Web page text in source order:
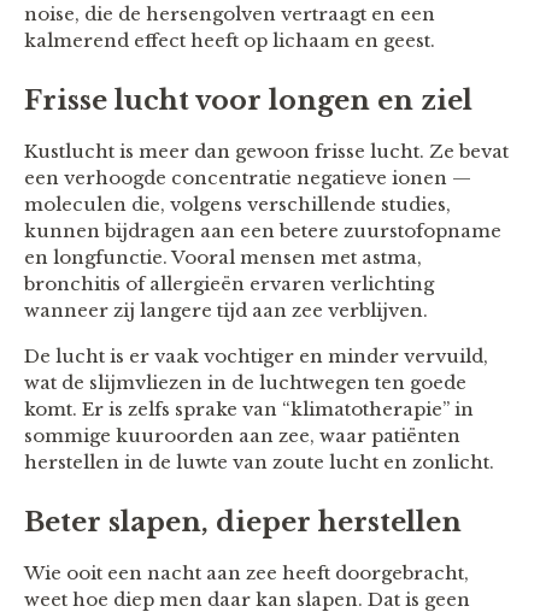
noise, die de hersengolven vertraagt en een
kalmerend effect heeft op lichaam en geest.
Frisse lucht voor longen en ziel
Kustlucht is meer dan gewoon frisse lucht. Ze bevat
een verhoogde concentratie negatieve ionen —
moleculen die, volgens verschillende studies,
kunnen bijdragen aan een betere zuurstofopname
en longfunctie. Vooral mensen met astma,
bronchitis of allergieën ervaren verlichting
wanneer zij langere tijd aan zee verblijven.
De lucht is er vaak vochtiger en minder vervuild,
wat de slijmvliezen in de luchtwegen ten goede
komt. Er is zelfs sprake van “klimatotherapie” in
sommige kuuroorden aan zee, waar patiënten
herstellen in de luwte van zoute lucht en zonlicht.
Beter slapen, dieper herstellen
Wie ooit een nacht aan zee heeft doorgebracht,
weet hoe diep men daar kan slapen. Dat is geen